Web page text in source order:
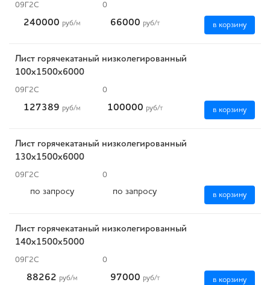
09Г2С 0
240000 руб/м 66000 руб/т в корзину
Лист горячекатаный низколегированный
100х1500х6000
09Г2С 0
127389 руб/м 100000 руб/т в корзину
Лист горячекатаный низколегированный
130х1500х6000
09Г2С 0
по запросу по запросу в корзину
Лист горячекатаный низколегированный
140х1500х5000
09Г2С 0
88262 руб/м 97000 руб/т в корзину